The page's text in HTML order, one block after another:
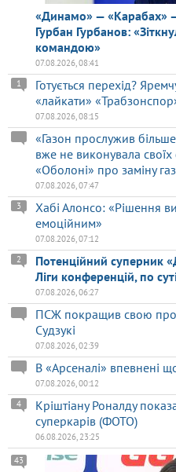
«Динамо» — «Карабах»
Гурбан Гурбанов:
командою»
07.08.2026, 08:41
Готується перехід?
«лайкати»
1
07.08.2026, 08:15
«Газон прослужив
вже не виконувала
«Оболоні» про заміну
07.08.2026, 07:47
Хабі Алонсо: «Рішення
емоційним»
3
07.08.2026, 07:12
Потенційний суперник
Ліги конференцій, по
2
07.08.2026, 06:27
ПСЖ покращив свою
Судзукі
07.08.2026, 02:39
В «Арсеналі» впевнені
07.08.2026, 00:12
Кріштіану Роналду
суперкарів (ФОТО)
4
06.08.2026, 23:25
43